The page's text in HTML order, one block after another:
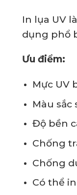
In lụa UV
dụng phổ
Ưu điểm:
Mực UV
Màu sắc
Độ bền
Chống
Chống
Có thể